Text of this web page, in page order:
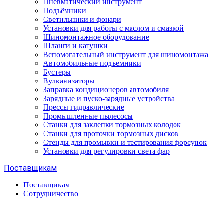
Пневматический инструмент
Подъёмники
Светильники и фонари
Установки для работы с маслом и смазкой
Шиномонтажное оборудование
Шланги и катушки
Вспомогательный инструмент для шиномонтажа
Автомобильные подъемники
Бустеры
Вулканизаторы
Заправка кондиционеров автомобиля
Зарядные и пуско-зарядные устройства
Прессы гидравлические
Промышленные пылесосы
Станки для заклепки тормозных колодок
Станки для проточки тормозных дисков
Стенды для промывки и тестирования форсунок
Установки для регулировки света фар
Поставщикам
Поставщикам
Сотрудничество